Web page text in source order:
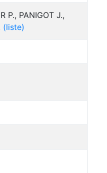
P., PANIGOT J.,
(liste)